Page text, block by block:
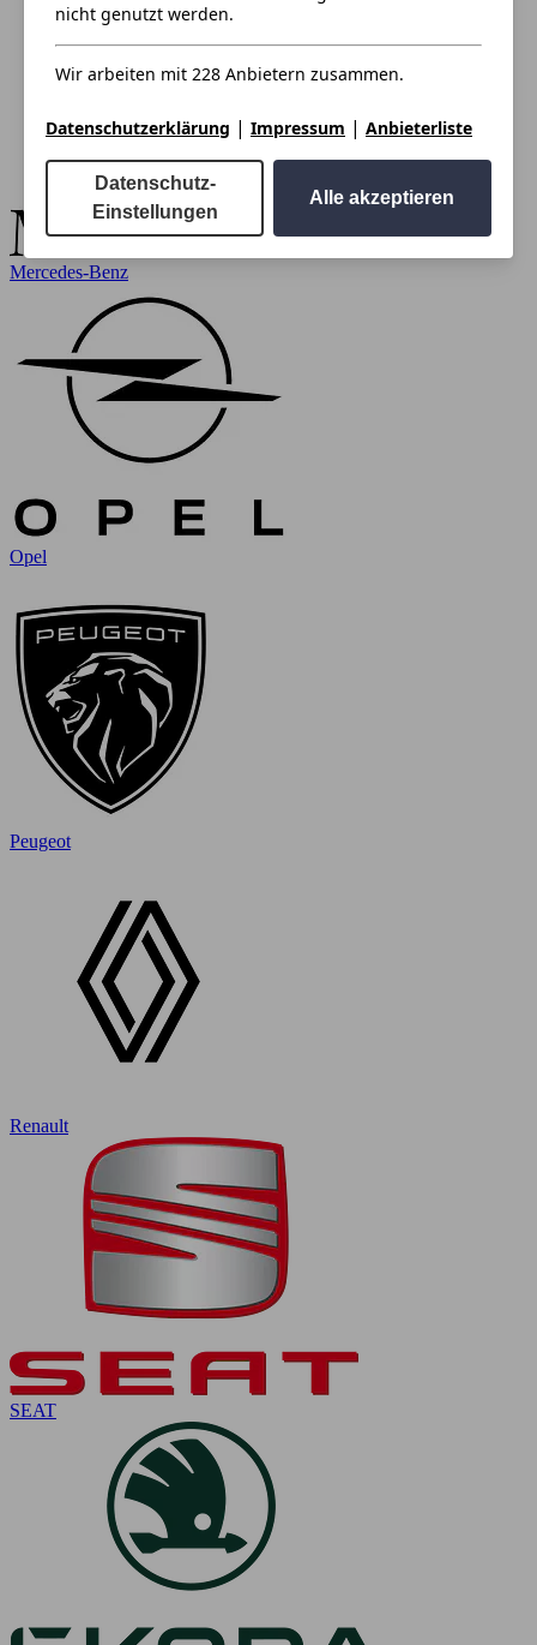
Mercedes-Benz
Opel
Peugeot
Renault
SEAT
nicht genutzt werden.
Wir arbeiten mit 228 Anbietern zusammen.
Datenschutzerklärung | Impressum | Anbieterliste
Datenschutz-
Einstellungen
Alle akzeptieren